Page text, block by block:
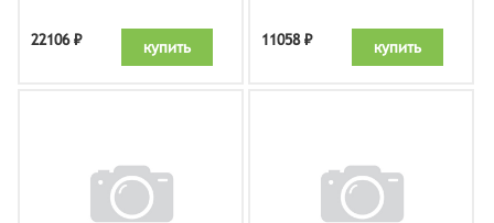
22106 ₽ купить 11058 ₽ купить